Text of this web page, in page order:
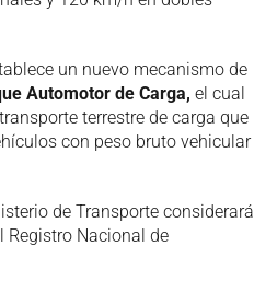
un nuevo mecanismo de
Automotor de Carga, el cual
terrestre de carga que
con peso bruto vehicular
de Transporte considerará,
Registro Nacional de